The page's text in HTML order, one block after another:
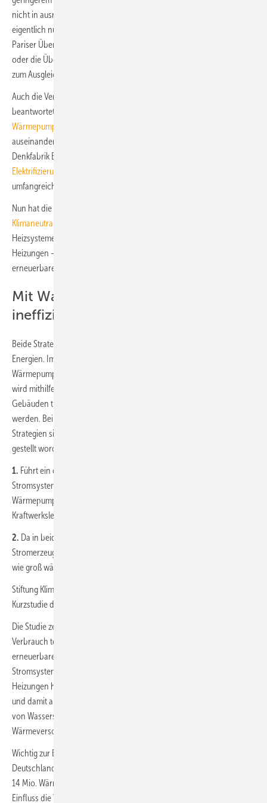
nicht in ausreichender Menge zur Verfügung steht, stellt sich die Frage
eigentlich nur, wenn man Deutschlands Verpflichtungen aus der
Pariser Übereinkommen ignoriert, auf CO
oder die Übererfüllung aus anderen Sektoren oder anderer Nationen
zum Ausgleich beanspruchen will.
Auch die Verfügbarkeit von Strom ist für den kritischsten Fall
beantwortet:
Wärmepumpen
auseinander, eine aktuelle Studie von DIW Berlin und der Brüsseler
Denkfabrik Bruegel besagt aber: Die
Elektrifizierung der Wirtschaft sind niedriger
umfangreichen Einsatz von Wasserstoff oder synthetischen Gasen.
Nun hat die Prognos AG in einer Kurzstudie für die
Klimaneutralität
Heizsysteme durch Wärmepumpen oder auch durch Wasserstoff-
Heizungen – bezüglich der Konsequenzen für ein zu 100 % aus
erneuerbaren Energien gespeistes Stromsystem untersucht.
Mit Wasserstoff-Heizungen wäre es
ineffizienter
Beide Strategien erfordern zusätzlichen Strom aus erneuerbaren
Energien. Im ersten Fall wird der Strom direkt mithilfe von
Wärmepumpen zum Heizen von Gebäuden eingesetzt. Im zweiten Fall
wird mithilfe von Strom erst Wasserstoff produziert, der zu den
Gebäuden transportiert wird, um dort in Heizungen eingesetzt zu
werden. Bei der Abwägung der Vor- und Nachteile der beiden
Strategien sind in der Debatte (neben anderen) zwei wichtige Fragen
gestellt worden:
1. Führt ein deutlich höherer Strombedarf in einem klimaneutralen
Stromsystem – u. a. bedingt durch eine hohe Anzahl an
Wärmepumpen – auch zu einem höheren Bedarf an regelbarer
Kraftwerksleistung als Backup-Kapazität?
2. Da in beiden Fällen Wasserstoff eingesetzt würde, entweder zur
Stromerzeugung in Backup-Kraftwerken oder in Gebäudeheizungen,
wie groß wäre der jeweilige Bedarf?
Stiftung Klimaneutralität hat die Prognos AG damit beauftragt, in einer
Kurzstudie diesen Fragen nachzugehen.
Die Studie zeigt, dass Wärmepumpen dadurch, dass sie ihren
Verbrauch teilweise an der wetterabhängigen Einspeisung
erneuerbarer Energien ausrichten können, zur Flexibilität des
Stromsystems beitragen können. Der Einsatz von Wasserstoff-
Heizungen hingegen führt zu einem deutlich höheren Wasserstoff-
und damit auch höheren Strombedarf. Im Ergebnis wäre der Einsatz
von Wasserstoffheizungen statt Wärmepumpen in der dezentralen
Wärmeversorgung für das Gesamtsystem ineffizienter.
Wichtig zur Einordnung: Im Referenzszenario „Klimaneutrales
Deutschland 2045“ (KNDE2045) sind im Jahr 2045 in Deutschland
14 Mio. Wärmepumpen installiert. Um zu beantworten, welchen
Einfluss die Versorgung eines Teils der dezentralen Wärmeversorgung